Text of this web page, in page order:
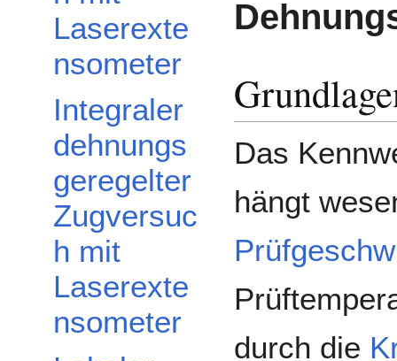
Laserexte
nsometer
Integraler
dehnungs
geregelter
Zugversuc
h mit
Laserexte
nsometer
Das
hängt
durch die